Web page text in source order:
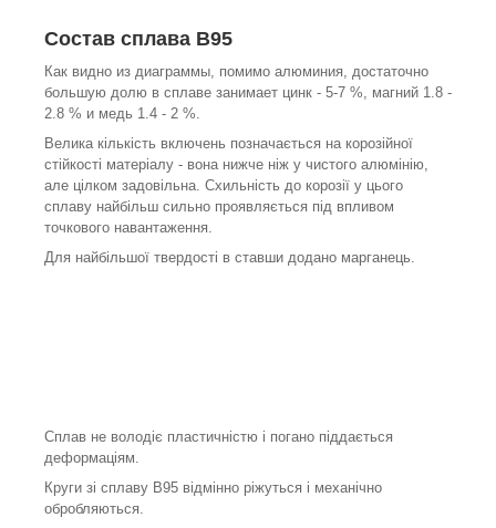
Состав сплава В95
Как видно из диаграммы, помимо алюминия, достаточно
большую долю в сплаве занимает цинк - 5-7 %, магний 1.8 -
2.8 % и медь 1.4 - 2 %.
Велика кількість включень позначається на корозійної
стійкості матеріалу - вона нижче ніж у чистого алюмінію,
але цілком задовільна. Схильність до корозії у цього
сплаву найбільш сильно проявляється під впливом
точкового навантаження.
Для найбільшої твердості в ставши додано марганець.
Сплав не володіє пластичністю і погано піддається
деформаціям.
Круги зі сплаву В95 відмінно ріжуться і механічно
обробляються.